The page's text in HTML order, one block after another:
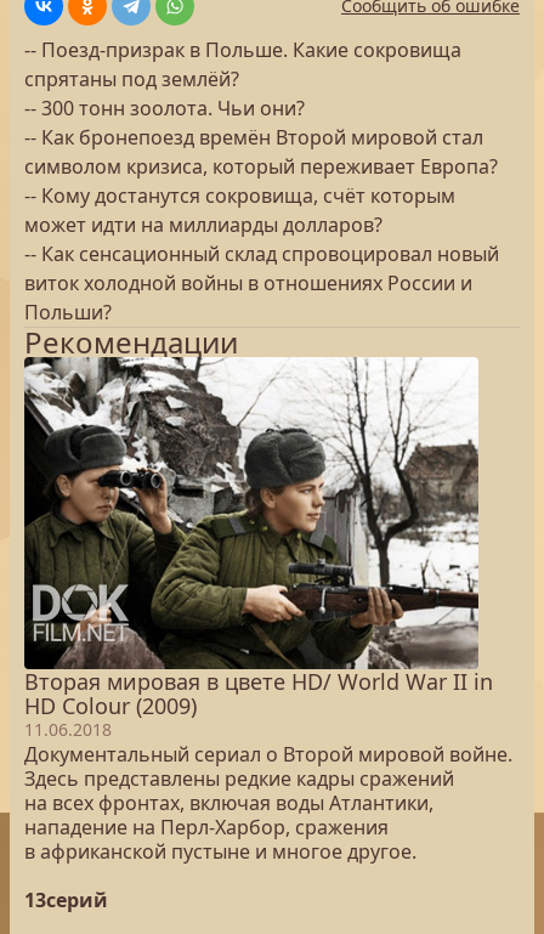
Сообщить об ошибке
-- Поезд-призрак в Польше. Какие сокровища
спрятаны под землёй?
-- 300 тонн зоолота. Чьи они?
-- Как бронепоезд времён Второй мировой стал
символом кризиса, который переживает Европа?
-- Кому достанутся сокровища, счёт которым
может идти на миллиарды долларов?
-- Как сенсационный склад спровоцировал новый
виток холодной войны в отношениях России и
Польши?
Рекомендации
Вторая мировая в цвете HD/ World War II in
HD Colour (2009)
11.06.2018
Документальный сериал о Второй мировой войне.
Здесь представлены редкие кадры сражений
на всех фронтах, включая воды Атлантики,
нападение на Перл-Харбор, сражения
в африканской пустыне и многое другое.
13серий